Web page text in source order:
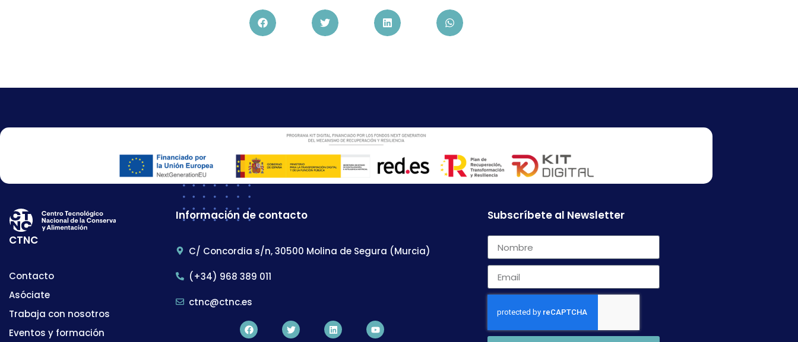
CTNC
Contacto
Asóciate
Trabaja con nosotros
Eventos y formación
Información de contacto
C/ Concordia s/n, 30500 Molina de Segura (Murcia)
(+34) 968 389 011
ctnc@ctnc.es
Subscríbete al Newsletter